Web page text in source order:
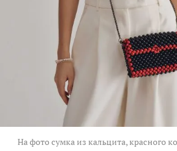
На фото сумка из кальцита, красного